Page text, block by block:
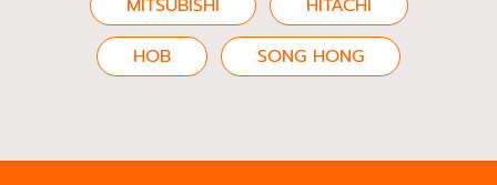
MITSUBISHI
HITACHI
HOB
SONG HONG